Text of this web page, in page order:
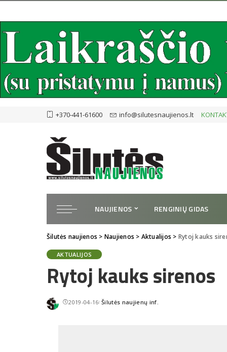
+370-441-61600 info@silutesnaujienos.lt
NAUJIENOS RENGINIŲ GIDAS
Šilutės naujienos > Naujienos > Aktualijos > Rytoj kauks
AKTUALIJOS
Rytoj kauks sirenos
2019-04-16Posted
Šilutės naujienų inf.